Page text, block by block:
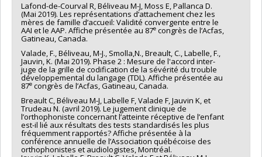
Lafond-de-Courval R, Béliveau M-J, Moss E, Pallanca D.
(Mai 2019). Les représentations d’attachement chez les
mères de famille d’accueil: Validité convergente entre le
AAI et le AAP. Affiche présentée au 87e congrès de l’Acfas,
Gatineau, Canada.
Valade, F., Béliveau, M-J., Smolla,N., Breault, C., Labelle, F.,
Jauvin, K. (Mai 2019). Phase 2 : Mesure de l'accord inter-
juge de la grille de codification de la sévérité du trouble
développemental du langage (TDL). Affiche présentée au
87e congrès de l’Acfas, Gatineau, Canada.
Breault C, Béliveau M-J, Labelle F, Valade F, Jauvin K, et
Trudeau N. (avril 2019). Le jugement clinique de
l’orthophoniste concernant l’atteinte réceptive de l’enfant
est-il lié aux résultats des tests standardisés les plus
fréquemment rapportés? Affiche présentée à la
conférence annuelle de l’Association québécoise des
orthophonistes et audiologistes, Montréal.